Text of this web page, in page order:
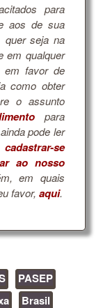
para
aos de sua
quer seja na
em qualquer
em favor de
como obter
o assunto
para
pode ler
cadastrar-se
ao nosso
em quais
favor, aqui.
PASEP
Brasil